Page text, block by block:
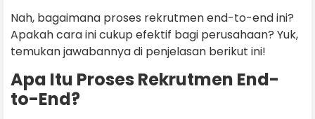
Nah, bagaimana proses rekrutmen end-to-end ini?
Apakah cara ini cukup efektif bagi perusahaan? Yuk,
temukan jawabannya di penjelasan berikut ini!
Apa Itu Proses Rekrutmen End-
to-End?